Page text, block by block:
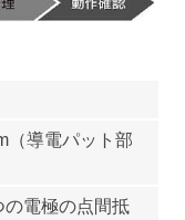
（導電パット部
電極の点間抵